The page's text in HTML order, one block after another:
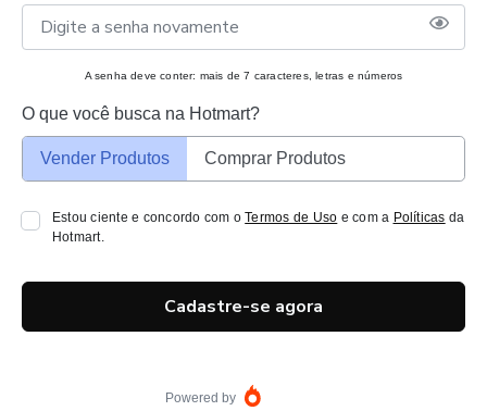
A senha deve conter: mais de 7 caracteres, letras e números
O que você busca na Hotmart?
Vender Produtos Comprar Produtos
Estou ciente e concordo com oTermos de Uso e com a Políticas da
Hotmart.
Cadastre-se agora
Powered by